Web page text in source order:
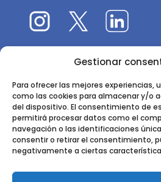
Gestionar
Para ofrecer las mejores experiencias,
como las cookies para almacenar y/o
del dispositivo. El consentimiento de
permitirá procesar datos como el
navegación o las identificaciones
consentir o retirar el consentimiento,
negativamente a ciertas
El 9CFE es una actividad
Instituto de Ciencias
Ctra. de la Coruña km 7,5